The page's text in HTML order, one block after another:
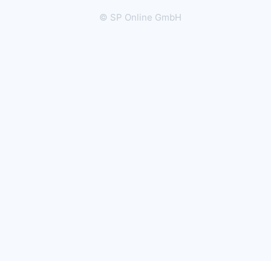
© SP Online GmbH